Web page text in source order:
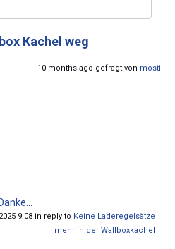
Kachel weg
10 months ago gefragt von mosti
9:08 in reply to Keine Laderegelsätze
mehr in der Wallboxkachel